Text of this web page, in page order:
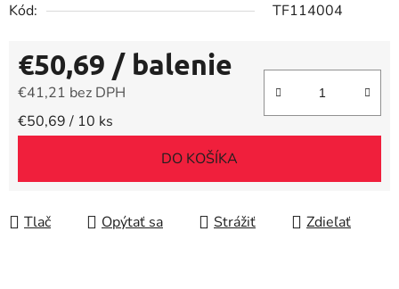
Kód:
TF114004
€50,69 / balenie
€41,21 bez DPH
Jednotková cena:
€50,69 / 10 ks
DO KOŠÍKA
Tlač Opýtať sa Strážiť Zdieľať